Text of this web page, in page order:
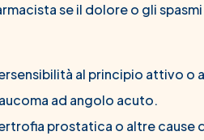
se il dolore o gli
al principio attivo o
ad angolo acuto.
prostatica o altre cause